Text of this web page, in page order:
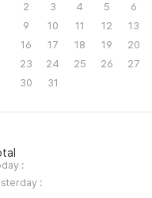
2
3 4 5 6
9
10 11 12 13
16
17 18 19 20
23
24 25 26 27
30
31
:
: